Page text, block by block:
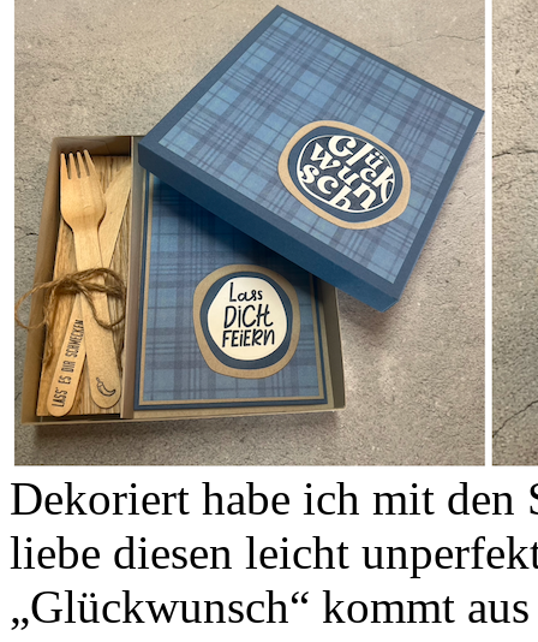
Dekoriert habe ich mit den
liebe diesen leicht
„Glückwunsch“ kommt